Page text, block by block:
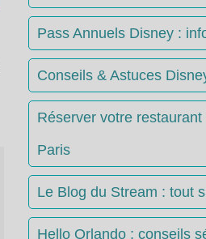
Pass Annuels Disney :
Conseils & Astuces
Réserver votre
Paris
Le Blog du Stream : tout
Hello Orlando : conseils